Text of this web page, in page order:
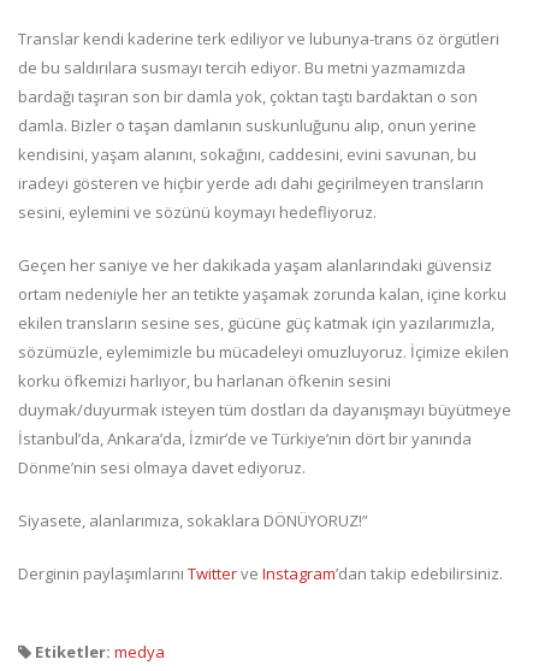
Translar kendi kaderine terk ediliyor ve lubunya-trans öz örgütleri
de bu saldırılara susmayı tercih ediyor. Bu metni yazmamızda
bardağı taşıran son bir damla yok, çoktan taştı bardaktan o son
damla. Bizler o taşan damlanın suskunluğunu alıp, onun yerine
kendisini, yaşam alanını, sokağını, caddesini, evini savunan, bu
iradeyi gösteren ve hiçbir yerde adı dahi geçirilmeyen transların
sesini, eylemini ve sözünü koymayı hedefliyoruz.
Geçen her saniye ve her dakikada yaşam alanlarındaki güvensiz
ortam nedeniyle her an tetikte yaşamak zorunda kalan, içine korku
ekilen transların sesine ses, gücüne güç katmak için yazılarımızla,
sözümüzle, eylemimizle bu mücadeleyi omuzluyoruz. İçimize ekilen
korku öfkemizi harlıyor, bu harlanan öfkenin sesini
duymak/duyurmak isteyen tüm dostları da dayanışmayı büyütmeye
İstanbul’da, Ankara’da, İzmir’de ve Türkiye’nin dört bir yanında
Dönme’nin sesi olmaya davet ediyoruz.
Siyasete, alanlarımıza, sokaklara DÖNÜYORUZ!”
Derginin paylaşımlarını Twitterve Instagram’dan takip edebilirsiniz.
Etiketler: medya